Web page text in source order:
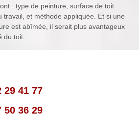
: type de peinture, surface de toit
travail, et méthode appliquée. Et si une
est abîmée, il serait plus avantageux
du toit.
29 41 77
50 36 29